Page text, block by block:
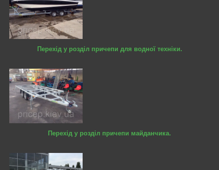
Перехід у розділ причепи для водної техніки.
Перехід у розділ причепи майданчика.